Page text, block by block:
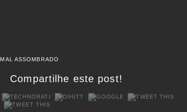
MAL ASSOMBRADO
Compartilhe este post!